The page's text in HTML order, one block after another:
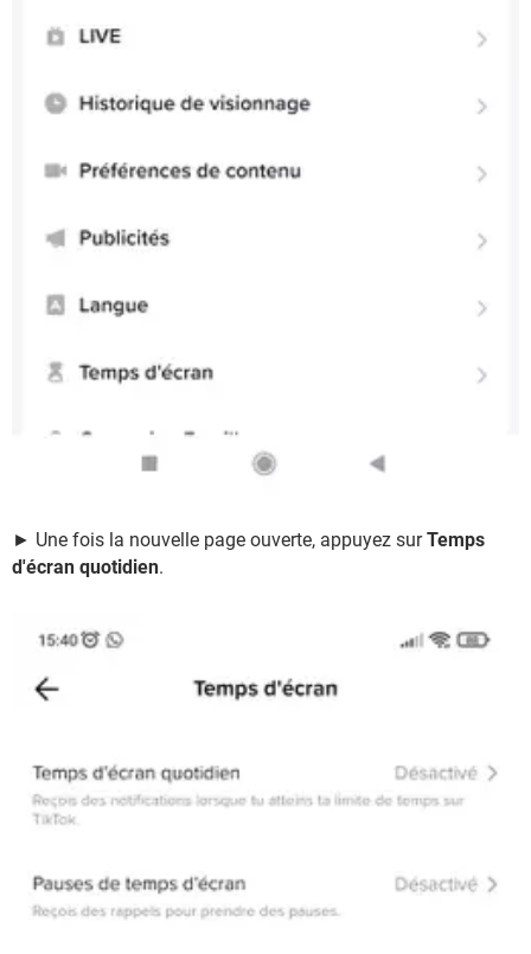
► Une fois la nouvelle page ouverte, appuyez surTemps
d'écran quotidien.